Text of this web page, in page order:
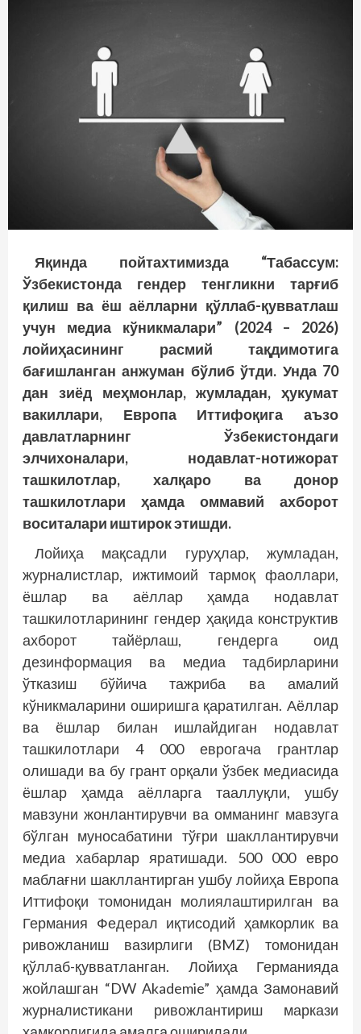
Яқинда пойтахтимизда “Табассум:
Ўзбекистонда гендер тенгликни тарғиб
қилиш ва ёш аёлларни қўллаб-қувватлаш
учун медиа кўникмалари” (2024 – 2026)
лойиҳасининг расмий тақдимотига
бағишланган анжуман бўлиб ўтди. Унда 70
дан зиёд меҳмонлар, жумладан, ҳукумат
вакиллари, Европа Иттифоқига аъзо
давлатларнинг Ўзбекистондаги
элчихоналари, нодавлат-нотижорат
ташкилотлар, халқаро ва донор
ташкилотлари ҳамда оммавий ахборот
воситалари иштирок этишди.
Лойиҳа мақсадли гуруҳлар, жумладан,
журналистлар, ижтимоий тармоқ фаоллари,
ёшлар ва аёллар ҳамда нодавлат
ташкилотларининг гендер ҳақида конструктив
ахборот тайёрлаш, гендерга оид
дезинформация ва медиа тадбирларини
ўтказиш бўйича тажриба ва амалий
кўникмаларини оширишга қаратилган. Аёллар
ва ёшлар билан ишлайдиган нодавлат
ташкилотлари 4 000 еврогача грантлар
олишади ва бу грант орқали ўзбек медиасида
ёшлар ҳамда аёлларга тааллуқли, ушбу
мавзуни жонлантирувчи ва омманинг мавзуга
бўлган муносабатини тўғри шакллантирувчи
медиа хабарлар яратишади. 500 000 евро
маблағни шакллантирган ушбу лойиҳа Европа
Иттифоқи томонидан молиялаштирилган ва
Германия Федерал иқтисодий ҳамкорлик ва
ривожланиш вазирлиги (BMZ) томонидан
қўллаб-қувватланган. Лойиҳа Германияда
жойлашган “DW Akademie” ҳамда Замонавий
журналистикани ривожлантириш маркази